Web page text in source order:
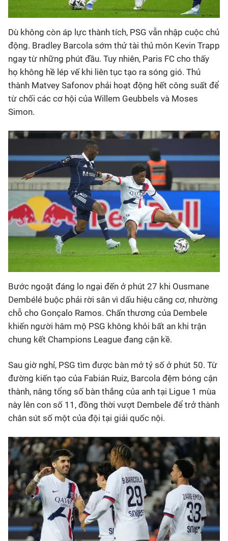
Dù không còn áp lực thành tích, PSG vẫn nhập cuộc chủ
động. Bradley Barcola sớm thử tài thủ môn Kevin Trapp
ngay từ những phút đầu. Tuy nhiên, Paris FC cho thấy
họ không hề lép vế khi liên tục tạo ra sóng gió. Thủ
thành Matvey Safonov phải hoạt động hết công suất để
từ chối các cơ hội của Willem Geubbels và Moses
Simon.
Bước ngoặt đáng lo ngại đến ở phút 27 khi Ousmane
Dembélé buộc phải rời sân vì dấu hiệu căng cơ, nhường
chỗ cho Gonçalo Ramos. Chấn thương của Dembele
khiến người hâm mộ PSG không khỏi bất an khi trận
chung kết Champions League đang cận kề.
Sau giờ nghỉ, PSG tìm được bàn mở tỷ số ở phút 50. Từ
đường kiến tạo của Fabián Ruiz, Barcola đệm bóng cận
thành, nâng tổng số bàn thắng của anh tại Ligue 1 mùa
này lên con số 11, đồng thời vượt Dembele để trở thành
chân sút số một của đội tại giải quốc nội.